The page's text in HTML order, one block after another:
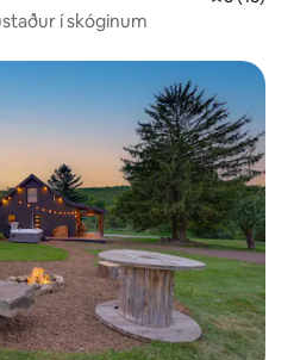
í skóginum